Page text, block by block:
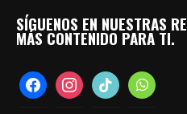
SÍGUENOS EN NUESTRAS
MÁS CONTENIDO PARA TI.
facebookinstagramtiktok whatsapp